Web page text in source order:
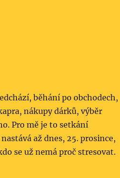
běhání po obchodech,
nákupy dárků, výběr
Pro mě je to setkání
až dnes, 25. prosince,
se už nemá proč stresovat.